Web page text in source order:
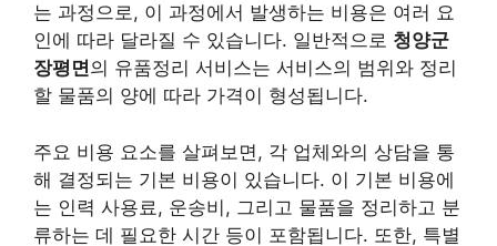
는 과정으로, 이 과정에서 발생하는 비용은 여러 요
인에 따라 달라질 수 있습니다. 일반적으로 청양군
장평면의 유품정리 서비스는 서비스의 범위와 정리
할 물품의 양에 따라 가격이 형성됩니다.
주요 비용 요소를 살펴보면, 각 업체와의 상담을 통
해 결정되는 기본 비용이 있습니다. 이 기본 비용에
는 인력 사용료, 운송비, 그리고 물품을 정리하고 분
류하는 데 필요한 시간 등이 포함됩니다. 또한, 특별